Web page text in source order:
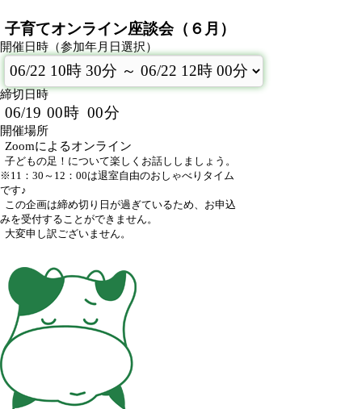
子育てオンライン座談会（６月）
開催日時（参加年月日選択）
締切日時
06/19 00時 00分
開催場所
Zoomによるオンライン
子どもの足！について楽しくお話ししましょう。
※11：30～12：00は退室自由のおしゃべりタイム
です♪
この企画は締め切り日が過ぎているため、お申込
みを受付することができません。
大変申し訳ございません。